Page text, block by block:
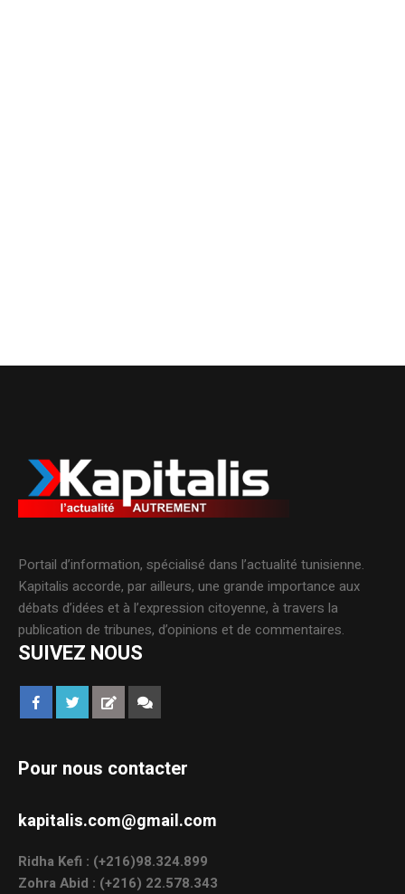
Portail d’information, spécialisé dans l’actualité tunisienne.
Kapitalis accorde, par ailleurs, une grande importance aux
débats d’idées et à l’expression citoyenne, à travers la
publication de tribunes, d’opinions et de commentaires.
SUIVEZ NOUS
Pour nous contacter
kapitalis.com@gmail.com
Ridha Kefi : (+216)98.324.899
Zohra Abid : (+216) 22.578.343